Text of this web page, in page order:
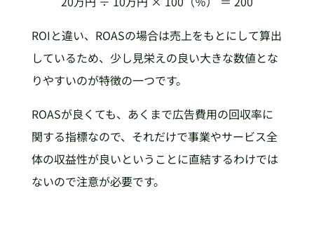
ROIと違い、ROASの場合は売上をもとにして算出
しているため、少し見栄えの良い大きな数値とな
りやすいのが特徴の一つです。
ROASが良くても、あくまで広告費用の回収率に
関する指標なので、それだけで事業やサービス全
体の収益性が良いということに直結するわけでは
ないので注意が必要です。